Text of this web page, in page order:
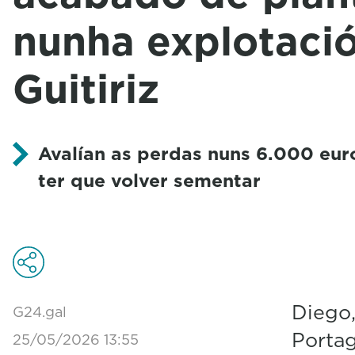
nunha
Guitiriz
Avalían as perdas nuns 6.000
ter que volver sementar
G24.gal
25/05/2026 13:55